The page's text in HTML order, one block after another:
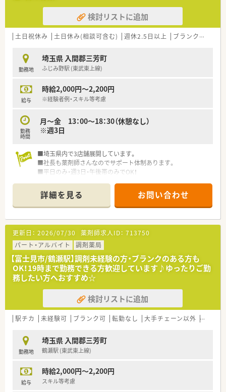
社員研修、各種セミナー、通信教育、月1回の薬剤メーカーによる
新薬の勉強会など）
■有給消化率は70％を超え、6連休などの長期休暇の取得も可能
です。
＼こんな方におすすめ／
■ドラッグストアでのお仕事に興味のある方
■時短で働きたい方
検討リストに追加
土日祝休み 土日休み(相談可含む) 週休2.5日以上 ブランク可
勤務地
埼玉県 入間郡三芳町
ふじみ野駅 (東武東上線)
給与
時給2,000円～2,200円
※経験者例・スキル等考慮
勤務
時間
月～金 13：00～18：30（休憩なし）
※週3日
■埼玉県内で3店舗展開しています。
■社長も薬剤師さんなのでサポート体制あります。
■平日のみ・週3日・午後帯のみでOK！
詳細を見る お問い合わせ
更新日： 2026/07/30 薬剤師求人ID： 713750
パート・アルバイト
調剤薬局
【富士見市/鶴瀬駅】調剤未経験の方・ブランクのある方も
OK！19時まで勤務できる方歓迎しています♪ゆったりご勤
務したい方へおすすめ☆
検討リストに追加
駅チカ 未経験可 ブランク可 転勤なし 大手チェーン以外 ヘルプ
勤務地
埼玉県 入間郡三芳町
鶴瀬駅 (東武東上線)
給与
時給2,000円～2,200円
スキル等考慮